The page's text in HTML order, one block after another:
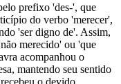
prefixo 'des-', que
do verbo 'merecer',
'ser digno de'. Assim,
merecido' ou 'que
acompanhou o
mantendo seu sentido
o devido